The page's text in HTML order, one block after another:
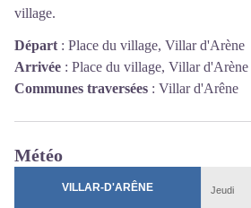
village.
Départ : Place du village, Villar d'Arène
Arrivée : Place du village, Villar d'Arène
Communes traversées : Villar d'Arêne
Météo